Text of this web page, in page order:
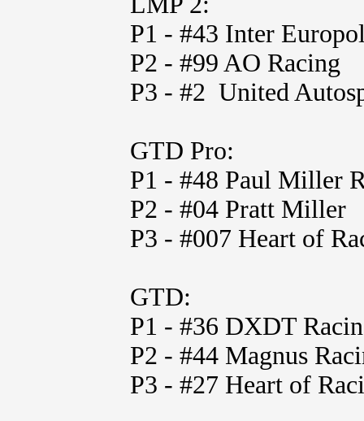
P1 - #43 Inter
P2 - #99 AO Racing
P3 - #2 United
GTD Pro:
P1 - #48 Paul Miller
P2 - #04 Pratt Miller
P3 - #007 Heart of
GTD:
P1 - #36 DXDT
P2 - #44 Magnus
P3 - #27 Heart of